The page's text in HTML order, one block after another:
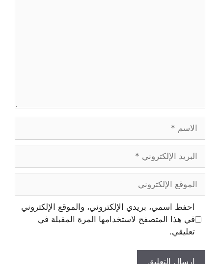
احفظ اسمي، بريدي الإلكتروني، والموقع الإلكتروني
في هذا المتصفح لاستخدامها المرة المقبلة في
تعليقي.